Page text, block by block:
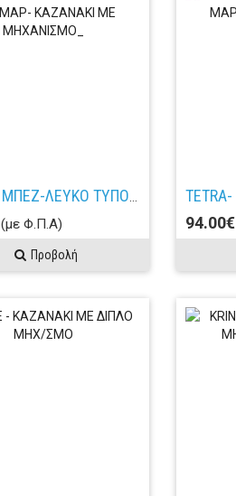
(με Φ.Π.Α)
Προβολή
94.00€